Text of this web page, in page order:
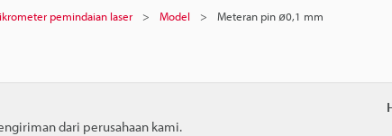
pemindaian laser Model Meteran pin ø0,1 mm
dari perusahaan kami.